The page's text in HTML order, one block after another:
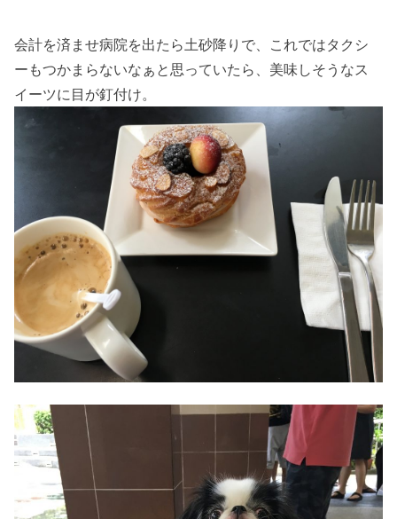
会計を済ませ病院を出たら土砂降りで、これではタクシ
ーもつかまらないなぁと思っていたら、美味しそうなス
イーツに目が釘付け。